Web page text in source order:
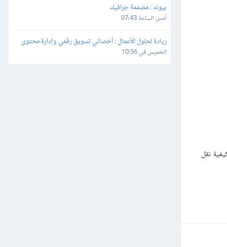
نقل
بيوند : مصممة جرافيك
أمس الساعة 07:43
ريادة لحلول الأعمال : أخصائي تسويق رقمي وإدارة محتوى
الخميس في 10:56